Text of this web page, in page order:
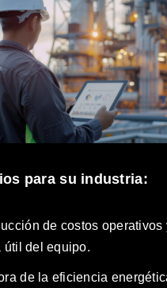
para su industria:
de costos operativos
útil del equipo.
de la eficiencia